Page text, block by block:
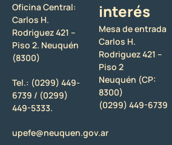
Oficina Central:
Carlos H.
Rodriguez 421 –
Piso 2. Neuquén
(8300)
Tel.: (0299) 449-
6739 / (0299)
449-5333.
upefe@neuquen.gov.ar
interés
Mesa de entrada
Carlos H.
Rodriguez 421 –
Piso 2
Neuquén (CP:
8300)
(0299) 449-6739